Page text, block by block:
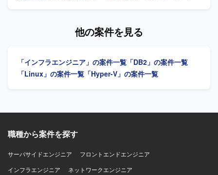
す。 ベンダーや業務部門とのコミュニケーションを円滑に
行い、状況に応じて柔軟に調整・判断できる方を歓迎いた
想基盤、認証基盤などインフラ全般を横断して担当できる
ワークを含む製造業のインフラに関わることで、現場に近
い視点での基盤設計や改善に携わることができます。 社内
SEチームの一員として、マネジメントや業務推進にも関わ
ることで、上流工程やリーダーシップの経験を高めること
ができます。 【開発環境】 Windows/Linuxサーバを中心と
容を確認しながら設計・設定を進めていただきます。 【求
ミュニケーションを取りながら、不明点を積極的に確認
し、段階的に環境を仕上げていける方です。 【ポジション
も、クラウド特有の設計検討にも携わることができます。
系）を用いた開発環境構築となります。
他の案件を見る
「インフラエンジニア」の案件一覧 「DB2」の案件一覧
「Linux」の案件一覧 「Hyper-V」の案件一覧
職種から案件を探す
サーバサイドエンジニア
フロントエンドエンジニア
インフラエンジニア
ネットワークエンジニア